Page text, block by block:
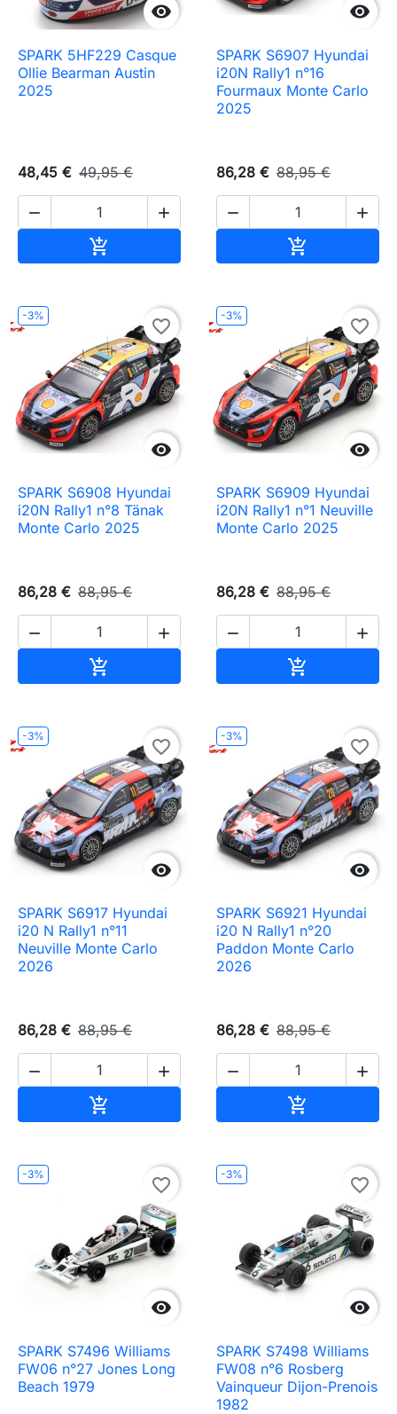

SPARK 5HF229 Casque
Ollie Bearman Austin
2025
48,45 € 49,95 €
 


SPARK S6907 Hyundai
i20N Rally1 n°16
Fourmaux Monte Carlo
2025
86,28 € 88,95 €
 

-3%

favorite_border
SPARK S6908 Hyundai
i20N Rally1 n°8 Tänak
Monte Carlo 2025
86,28 € 88,95 €
 

-3%

favorite_border
SPARK S6909 Hyundai
i20N Rally1 n°1 Neuville
Monte Carlo 2025
86,28 € 88,95 €
 

-3%

favorite_border
SPARK S6917 Hyundai
i20 N Rally1 n°11
Neuville Monte Carlo
2026
86,28 € 88,95 €
 

-3%

favorite_border
SPARK S6921 Hyundai
i20 N Rally1 n°20
Paddon Monte Carlo
2026
86,28 € 88,95 €
 

-3%

favorite_border
SPARK S7496 Williams
FW06 n°27 Jones Long
Beach 1979
-3%

favorite_border
SPARK S7498 Williams
FW08 n°6 Rosberg
Vainqueur Dijon-Prenois
1982